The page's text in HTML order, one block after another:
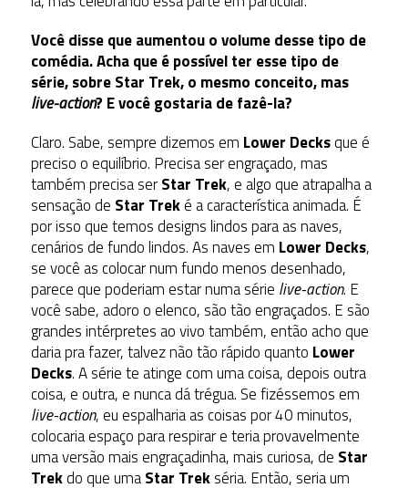
Você disse que aumentou o volume desse tipo de
comédia. Acha que é possível ter esse tipo de
série, sobre Star Trek, o mesmo conceito, mas
live-action? E você gostaria de fazê-la?
Claro. Sabe, sempre dizemos em Lower Decksque é
preciso o equilíbrio. Precisa ser engraçado, mas
também precisa serStar Trek, e algo que atrapalha a
sensação de Star Treké a característica animada. É
por isso que temos designs lindos para as naves,
cenários de fundo lindos. As naves em Lower Decks,
se você as colocar num fundo menos desenhado,
parece que poderiam estar numa série live-action. E
você sabe, adoro o elenco, são tão engraçados. E são
grandes intérpretes ao vivo também, então acho que
daria pra fazer, talvez não tão rápido quanto Lower
Decks. A série te atinge com uma coisa, depois outra
coisa, e outra, e nunca dá trégua. Se fizéssemos em
live-action, eu espalharia as coisas por 40 minutos,
colocaria espaço para respirar e teria provavelmente
uma versão mais engraçadinha, mais curiosa, de Star
Trekdo que umaStar Trekséria. Então, seria um